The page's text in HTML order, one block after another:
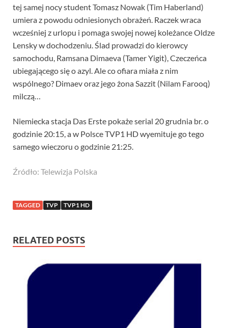
tej samej nocy student Tomasz Nowak (Tim Haberland)
umiera z powodu odniesionych obrażeń. Raczek wraca
wcześniej z urlopu i pomaga swojej nowej koleżance Oldze
Lensky w dochodzeniu. Ślad prowadzi do kierowcy
samochodu, Ramsana Dimaeva (Tamer Yigit), Czeczeńca
ubiegającego się o azyl. Ale co ofiara miała z nim
wspólnego? Dimaev oraz jego żona Sazzit (Nilam Farooq)
milczą…
Niemiecka stacja Das Erste pokaże serial 20 grudnia br. o
godzinie 20:15, a w Polsce TVP1 HD wyemituje go tego
samego wieczoru o godzinie 21:25.
Źródło: Telewizja Polska
TAGGED TVP TVP1 HD
RELATED POSTS